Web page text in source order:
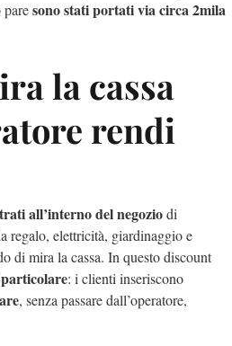
paresono stati portati via circa 2mila
la cassa
rendi
all’interno del negoziodi
regalo, elettricità, giardinaggio e
di mira la cassa. In questo discount
: i clienti inseriscono
, senza passare dall’operatore,